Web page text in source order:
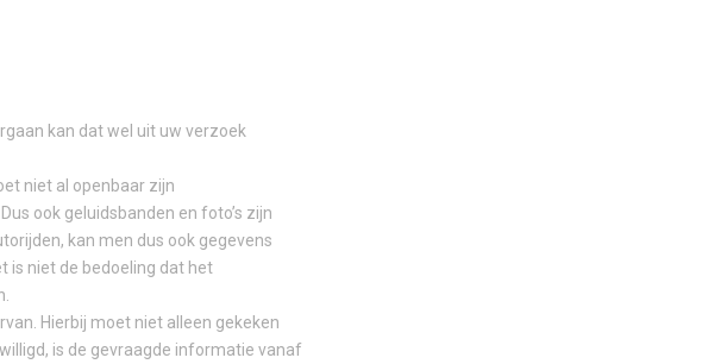
kan dat wel uit uw verzoek
niet al openbaar zijn
ook geluidsbanden en foto’s zijn
kan men dus ook gegevens
is niet de bedoeling dat het
Hierbij moet niet alleen gekeken
is de gevraagde informatie vanaf